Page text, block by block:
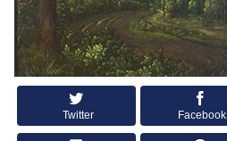
Twitter Facebook